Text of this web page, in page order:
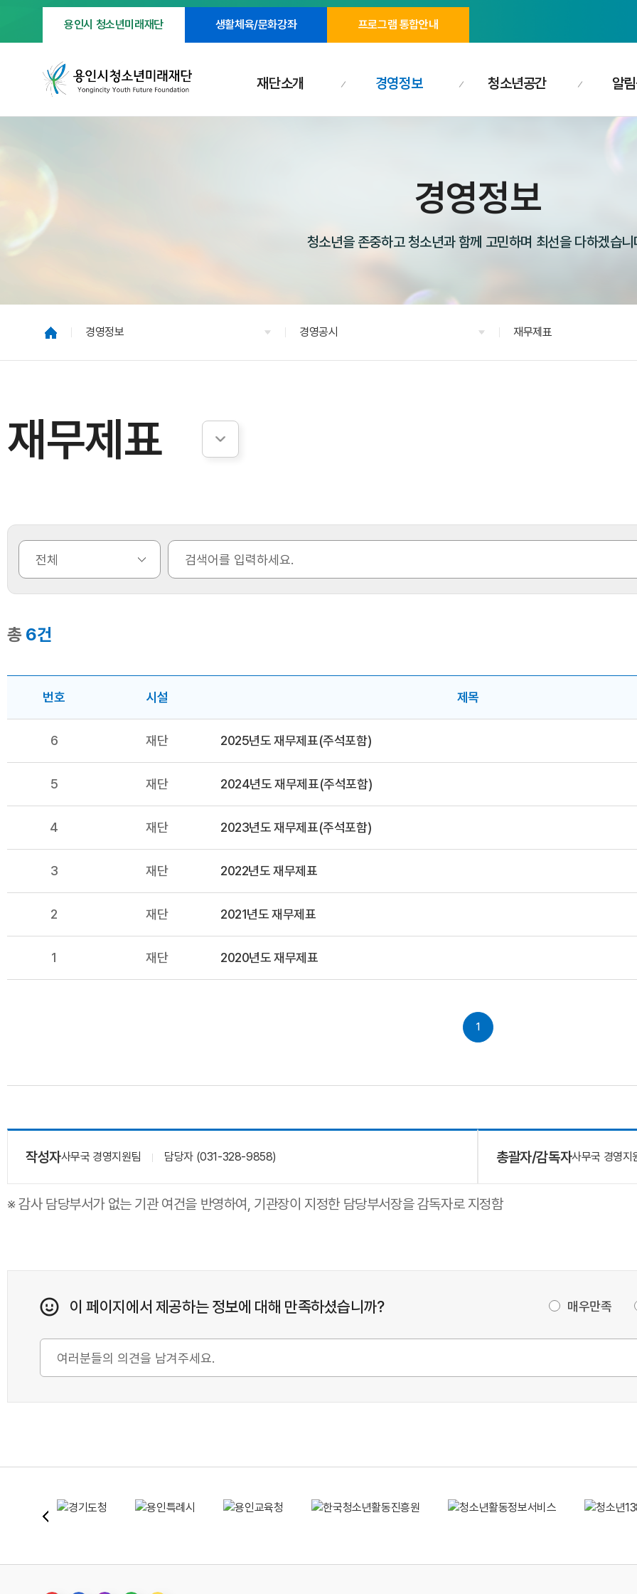
용인시 청소년미래재단 생활체육/문화강좌 프로그램 통합안내
재단소개 경영정보 청소년공간 알
경영정보
청소년을 존중하고 청소년과 함께 고민하며 최선을 다하겠습니
경영정보 경영공시 재무제표
재무제표
총 6건
번호 시설 제목
6 재단 2025년도 재무제표(주석포함)
5 재단 2024년도 재무제표(주석포함)
4 재단 2023년도 재무제표(주석포함)
3 재단 2022년도 재무제표
2 재단 2021년도 재무제표
1 재단 2020년도 재무제표
1
작성자사무국 경영지원팀 담당자 (031-328-9858) 총괄자/감독자사무국 경영지
※ 감사 담당부서가 없는 기관 여건을 반영하여, 기관장이 지정한 담당부서장을 감독자로 지정함
이 페이지에서 제공하는 정보에 대해 만족하셨습니까? 매우만족